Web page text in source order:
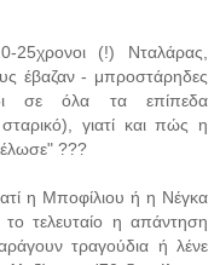
(!) Νταλάρας,
έβαζαν - μπροστάρηδες
σε όλα τα επίπεδα
γιατί και πώς η
???
η Μποφίλιου ή η Νέγκα
τελευταίο η απάντηση
τραγούδια ή λένε